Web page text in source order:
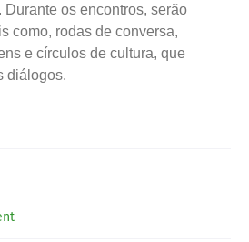
os encontros, serão
como, rodas de conversa,
e círculos de cultura, que
diálogos.